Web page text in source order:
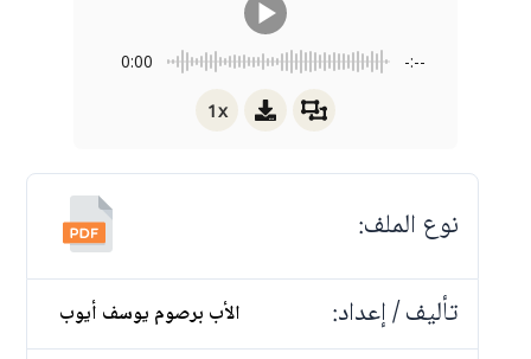
0:00 -:--
1x
نوع الملف:
تأليف / إعداد:
الأب برصوم يوسف أيوب